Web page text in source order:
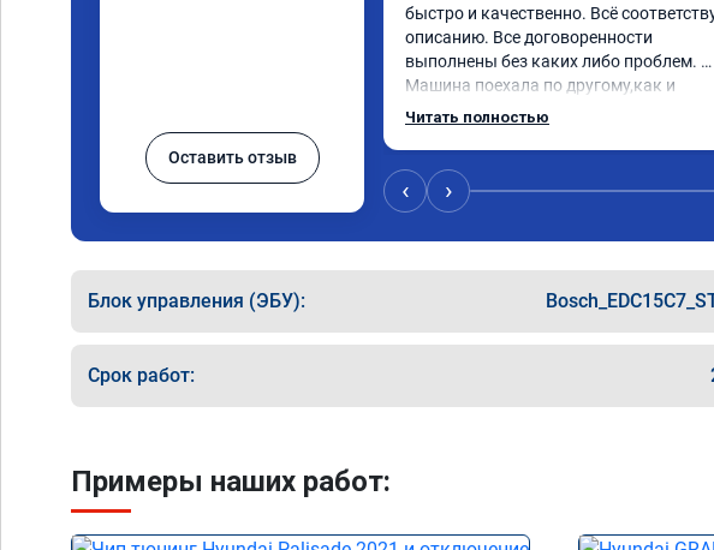
Оставить отзыв
быстро и качественно. Всё
описанию. Все договоренности
выполнены без каких либо проблем.
Машина поехала по другому,как и
обещали. Всё понравилось.
Читать полностью
‹ ›
Блок управления (ЭБУ):
Срок работ:
Примеры наших работ: